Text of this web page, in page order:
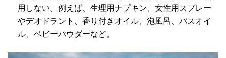
用しない。例えば、生理用ナプキン、女性用スプレー
やデオドラント、香り付きオイル、泡風呂、バスオイ
ル、ベビーパウダーなど。